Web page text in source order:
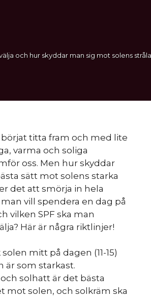
och hur skyddar man sig mot solens
börjat titta fram och med lite
varma och soliga
oss. Men hur skyddar
sätt mot solens starka
det att smörja in hela
vill spendera en dag på
vilken SPF ska man
Här är några riktlinjer!
mitt på dagen (11-15)
är som starkast.
solhatt är det bästa
mot solen, och solkräm ska